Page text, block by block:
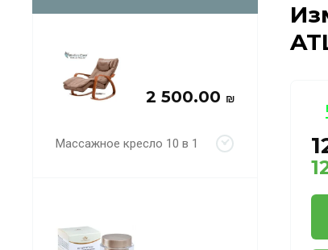
2 500.00 ₪
Массажное кресло 10 в 1